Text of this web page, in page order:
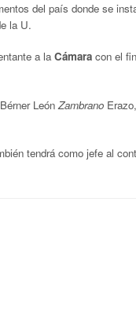
del país donde se
la U.
a laCámaracon el
León Zambrano
tendrá como jefe al